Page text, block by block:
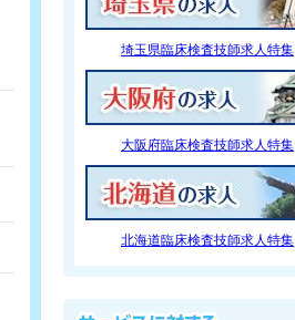
埼玉県臨床検査技師求人特集
大阪府臨床検査技師求人特集
北海道臨床検査技師求人特集